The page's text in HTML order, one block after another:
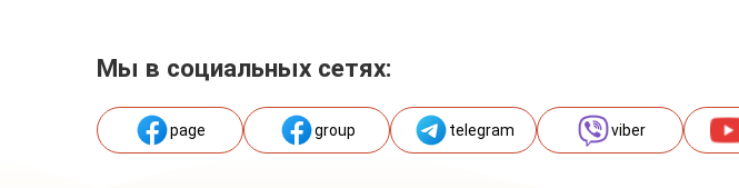
Мы в социальных сетях:
page group telegram viber